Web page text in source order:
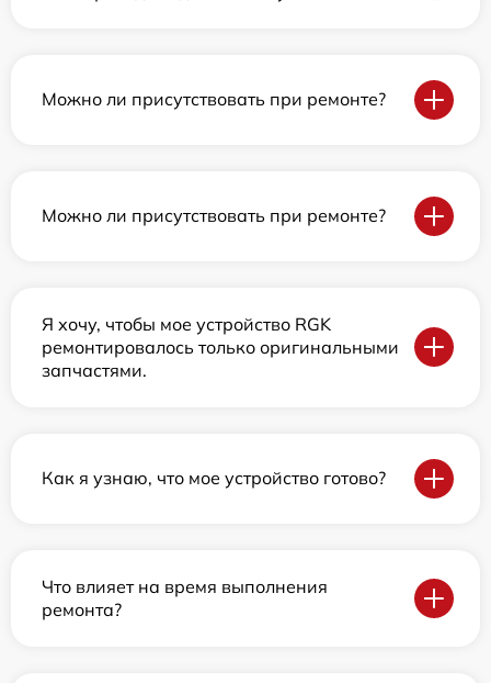
Можно ли присутствовать при ремонте?
Можно ли присутствовать при ремонте?
Я хочу, чтобы мое устройство RGK
ремонтировалось только оригинальными
запчастями.
Как я узнаю, что мое устройство готово?
Что влияет на время выполнения
ремонта?